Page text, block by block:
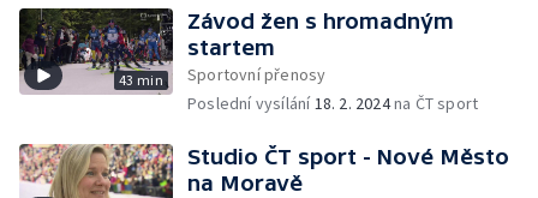
43 min
Závod žen s hromadným
startem
Sportovní přenosy
Poslední vysílání18. 2. 2024na ČT sport
Studio ČT sport - Nové Město
na Moravě